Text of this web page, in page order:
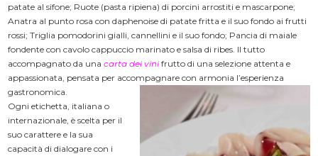
patate al sifone; Ruote (pasta ripiena) di porcini arrostiti e mascarpone;
Anatra al punto rosa con daphenoise di patate fritta e il suo fondo ai frutti
rossi; Triglia pomodorini gialli, cannellini e il suo fondo; Pancia di maiale
fondente con cavolo cappuccio marinato e salsa di ribes. Il tutto
accompagnato da unacarta dei vinifrutto di una selezione attenta e
appassionata, pensata per accompagnare con armonia l’esperienza
gastronomica.
Ogni etichetta, italiana o
internazionale, è scelta per il
suo carattere e la sua
capacità di dialogare con i